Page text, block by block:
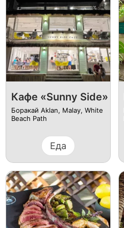
Кафе «Sunny Side»
Боракай Aklan, Malay, White
Beach Path
Еда